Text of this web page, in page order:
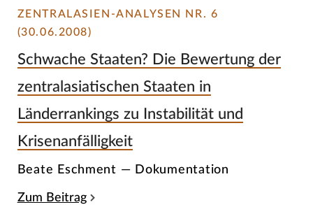
ZENTRALASIEN-ANALYSEN NR. 6
(30.06.2008)
Schwache Staaten? Die Bewertung der
zentralasiatischen Staaten in
Länderrankings zu Instabilität und
Krisenanfälligkeit
Beate Eschment — Dokumentation
Zum Beitrag